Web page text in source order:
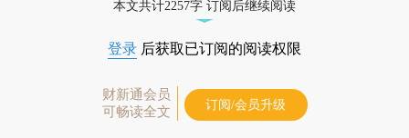
本文共计2257字 订阅后继续阅读
登录 后获取已订阅的阅读权限
财新通会员
可畅读全文
订阅/会员升级